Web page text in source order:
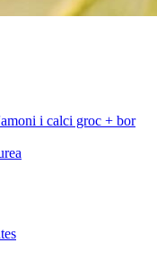
i calci groc + bor